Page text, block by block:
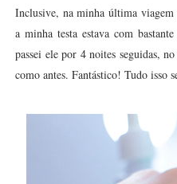
Inclusive, na minha última
a minha testa estava com
passei ele por 4 noites seguidas,
como antes. Fantástico! Tudo isso